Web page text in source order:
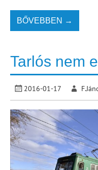
BŐVEBBEN →
Tarlós nem
2016-01-17